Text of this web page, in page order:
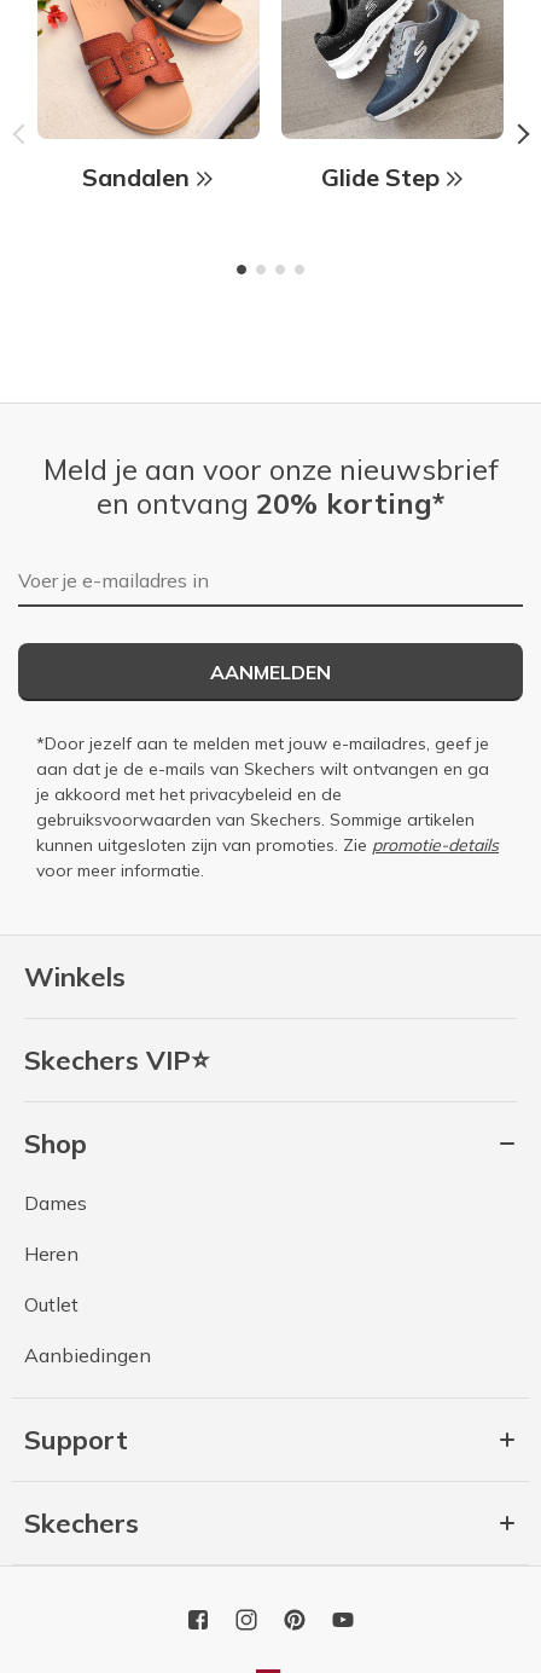
Sandalen Glide Step
Winkels
Skechers VIP⭐
Shop
Dames
Heren
Outlet
Aanbiedingen
Support
Skechers
Meld je aan voor onze nieuwsbrief
en ontvang 20% korting*
E-mailadres
AANMELDEN
*Door jezelf aan te melden met jouw e-mailadres, geef je
aan dat je de e-mails van Skechers wilt ontvangen en ga
je akkoord met het privacybeleid en de
gebruiksvoorwaarden van Skechers. Sommige artikelen
kunnen uitgesloten zijn van promoties. Zie promotie-details
voor meer informatie.